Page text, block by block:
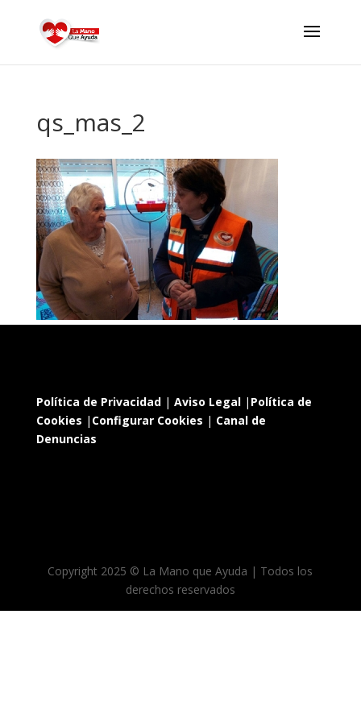
qs_mas_2
Política de Privacidad| Aviso Legal| Política de
Cookies | Configurar Cookies | Canal de
Denuncias
Copyright 2025 © La Mano que Ayuda | Todos los
derechos reservados